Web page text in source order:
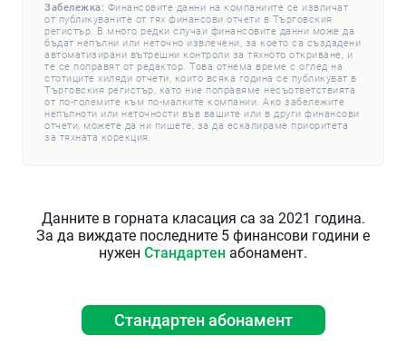
Забележка: Финансовите данни на компаниите се извличат
от публикуваните от тях финансови отчети в Търговския
регистър. В много редки случаи финансовите данни може да
бъдат непълни или неточно извлечени, за което са създадени
автоматизирани вътрешни контроли за тяхното откриване, и
те се поправят от редактор. Това отнема време с оглед на
стотиците хиляди отчети, които всяка година се публикуват в
Търговския регистър, като ние поправяме несъответствията
от по-големите към по-малките компании. Ако забележите
непълноти или неточности във вашите или в други финансови
отчети, можете да ни пишете, за да ескалираме приоритета
за тяхната корекция.
Данните в горната класация са за 2021 година.
За да виждате последните 5 финансови години е
нужен Стандартен абонамент.
Стандартен абонамент